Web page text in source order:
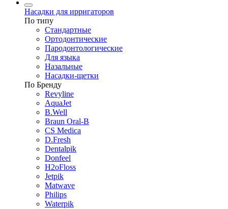
Насадки для ирригаторов
По типу
Стандартные
Ортодонтические
Пародонтологические
Для языка
Назальные
Насадки-щетки
По Бренду
Revyline
AquaJet
B.Well
Braun Oral-B
CS Medica
D.Fresh
Dentalpik
Donfeel
H2oFloss
Jetpik
Matwave
Philips
Waterpik